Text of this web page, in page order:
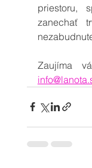
priestoru,
zanechať